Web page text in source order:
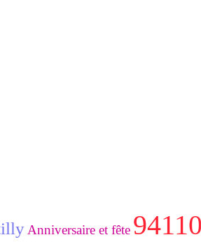
Anniversaire et fête